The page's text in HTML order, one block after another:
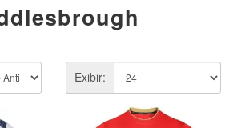
Exibir: